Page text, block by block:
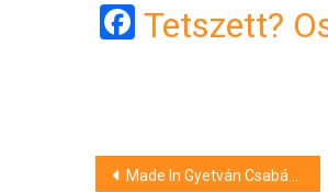
Facebook
Tetszett?
Bejegyzés
Made In Gyetván Csabával – friss epizódok a Discovery Channel műsorán